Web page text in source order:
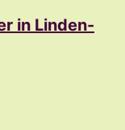
in Linden-